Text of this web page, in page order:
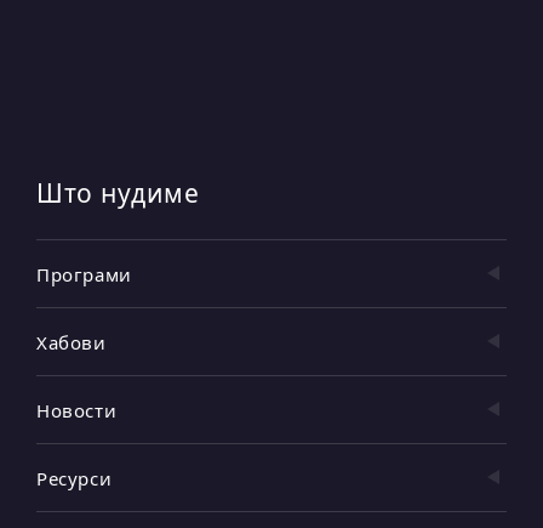
Што нудиме
Програми
Хабови
Новости
Ресурси